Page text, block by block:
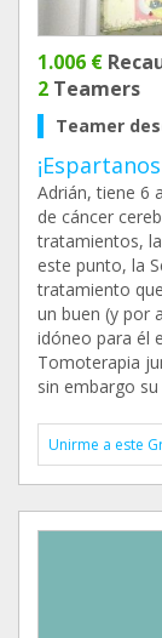
1.006 €
2 Teamers
Teamer
Adrián, tiene 6
de cáncer
tratamientos,
este punto, la
tratamiento
un buen (y por
idóneo para él
Tomoterapia
sin embargo
Unirme a este